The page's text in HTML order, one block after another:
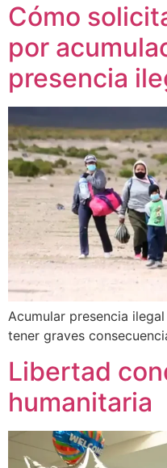
Cómo
por
presencia
Acumular presencia
tener graves
Libertad
humanitaria